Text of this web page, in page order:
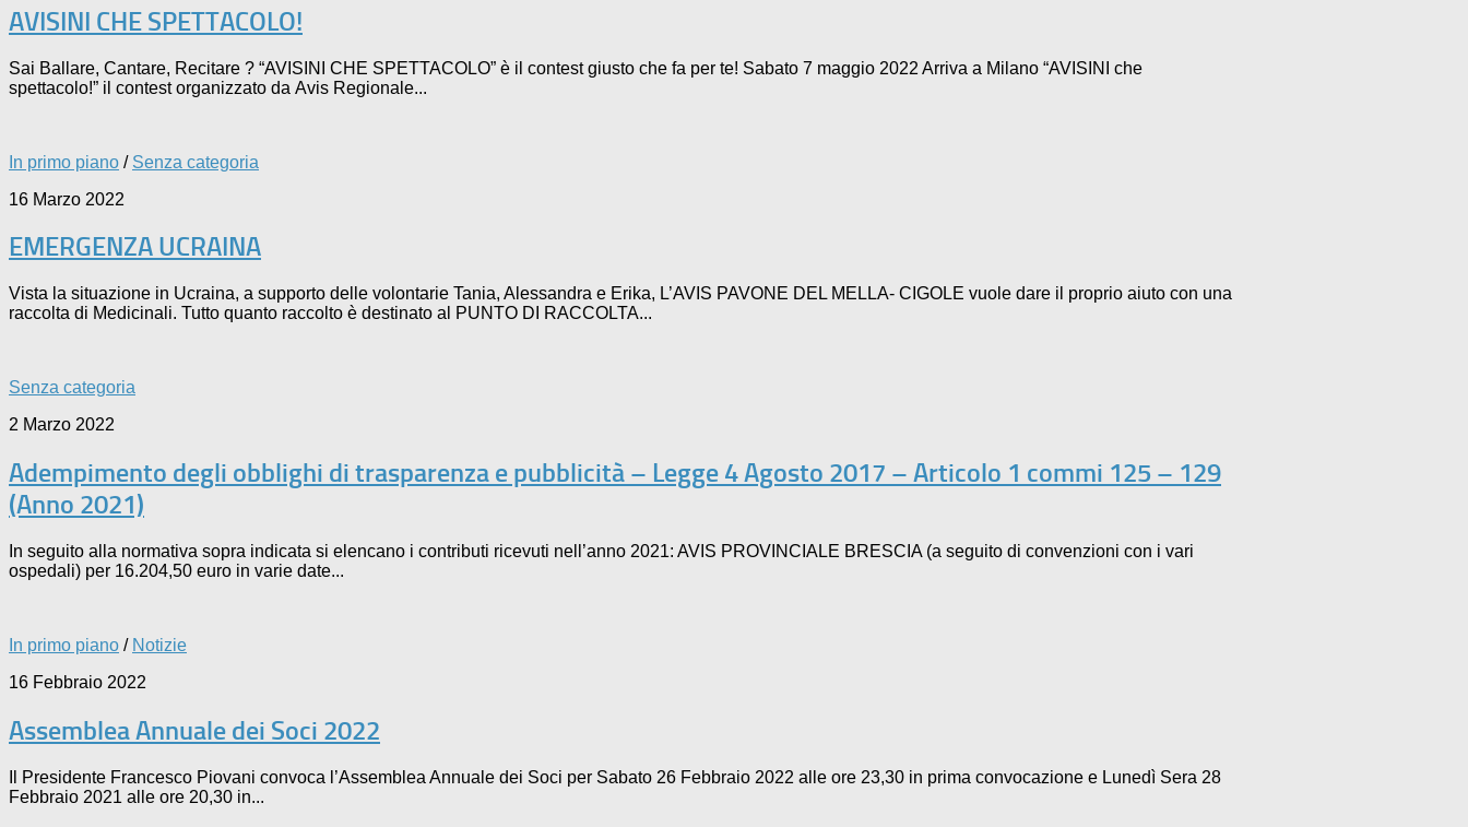
AVISINI CHE SPETTACOLO!
Sai Ballare, Cantare, Recitare ? “AVISINI CHE SPETTACOLO” è il contest giusto che fa per te! Sabato 7 maggio 2022 Arriva a Milano “AVISINI che
spettacolo!” il contest organizzato da Avis Regionale...
In primo piano / Senza categoria
16 Marzo 2022
EMERGENZA UCRAINA
Vista la situazione in Ucraina, a supporto delle volontarie Tania, Alessandra e Erika, L’AVIS PAVONE DEL MELLA- CIGOLE vuole dare il proprio aiuto con una
raccolta di Medicinali. Tutto quanto raccolto è destinato al PUNTO DI RACCOLTA...
Senza categoria
2 Marzo 2022
Adempimento degli obblighi di trasparenza e pubblicità – Legge 4 Agosto 2017 – Articolo 1 commi 125 – 129
(Anno 2021)
In seguito alla normativa sopra indicata si elencano i contributi ricevuti nell’anno 2021: AVIS PROVINCIALE BRESCIA (a seguito di convenzioni con i vari
ospedali) per 16.204,50 euro in varie date...
In primo piano / Notizie
16 Febbraio 2022
Assemblea Annuale dei Soci 2022
Il Presidente Francesco Piovani convoca l’Assemblea Annuale dei Soci per Sabato 26 Febbraio 2022 alle ore 23,30 in prima convocazione e Lunedì Sera 28
Febbraio 2021 alle ore 20,30 in...